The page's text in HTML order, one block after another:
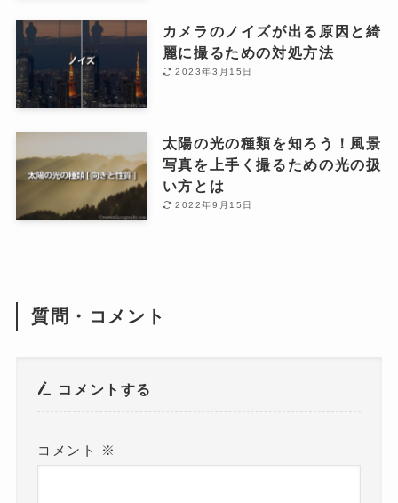
カメラのノイズが出る原因と綺
麗に撮るための対処方法
2023年3月15日
太陽の光の種類を知ろう！風景
写真を上手く撮るための光の扱
い方とは
2022年9月15日
質問・コメント
コメントする
コメント ※